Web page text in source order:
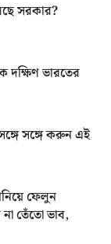
সরকার?
দক্ষিণ ভারতের
সঙ্গে করুন এই
ফেলুন
তেঁতো ভাব,